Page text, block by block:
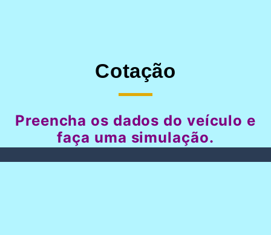
Cotação
Preencha os dados do veículo e
faça uma simulação.